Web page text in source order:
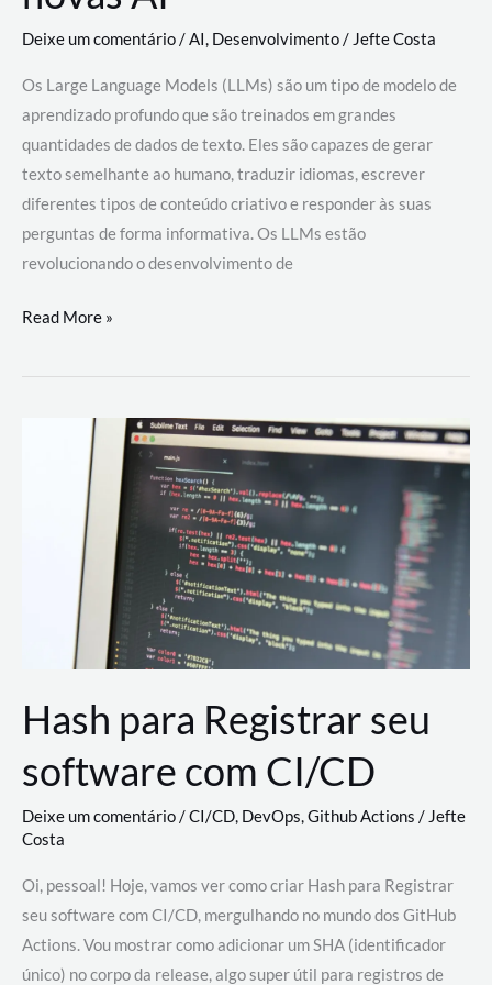
Deixe um comentário/AI, Desenvolvimento/ Jefte Costa
Os Large Language Models (LLMs) são um tipo de modelo de
aprendizado profundo que são treinados em grandes
quantidades de dados de texto. Eles são capazes de gerar
texto semelhante ao humano, traduzir idiomas, escrever
diferentes tipos de conteúdo criativo e responder às suas
perguntas de forma informativa. Os LLMs estão
revolucionando o desenvolvimento de
Large
Models
revolucionando
desenvolvimento
Read More »
Hash para Registrar seu
software com CI/CD
Deixe um comentário/CI/CD, DevOps,Github Actions /Jefte
Costa
Oi, pessoal! Hoje, vamos ver como criar Hash para Registrar
seu software com CI/CD, mergulhando no mundo dos GitHub
Actions. Vou mostrar como adicionar um SHA (identificador
único) no corpo da release, algo super útil para registros de